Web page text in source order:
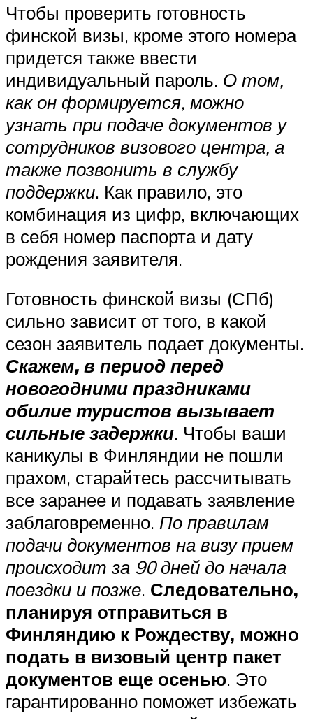
Чтобы проверить готовность
финской визы, кроме этого номера
придется также ввести
индивидуальный пароль. О том,
как он формируется, можно
узнать при подаче документов у
сотрудников визового центра, а
также позвонить в службу
поддержки. Как правило, это
комбинация из цифр, включающих
в себя номер паспорта и дату
рождения заявителя.
Готовность финской визы (СПб)
сильно зависит от того, в какой
сезон заявитель подает документы.
Скажем, в период перед
новогодними праздниками
обилие туристов вызывает
сильные задержки. Чтобы ваши
каникулы в Финляндии не пошли
прахом, старайтесь рассчитывать
все заранее и подавать заявление
заблаговременно. По правилам
подачи документов на визу прием
происходит за 90 дней до начала
поездки и позже. Следовательно,
планируя отправиться в
Финляндию к Рождеству, можно
подать в визовый центр пакет
документов еще осенью. Это
гарантированно поможет избежать